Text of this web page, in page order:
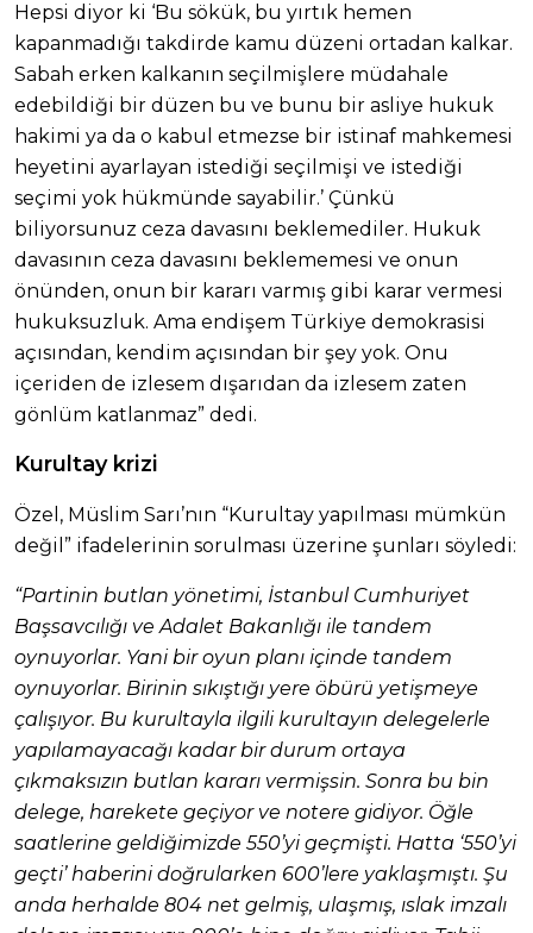
Hepsi diyor ki ‘Bu sökük, bu yırtık hemen
kapanmadığı takdirde kamu düzeni ortadan kalkar.
Sabah erken kalkanın seçilmişlere müdahale
edebildiği bir düzen bu ve bunu bir asliye hukuk
hakimi ya da o kabul etmezse bir istinaf mahkemesi
heyetini ayarlayan istediği seçilmişi ve istediği
seçimi yok hükmünde sayabilir.’ Çünkü
biliyorsunuz ceza davasını beklemediler. Hukuk
davasının ceza davasını beklememesi ve onun
önünden, onun bir kararı varmış gibi karar vermesi
hukuksuzluk. Ama endişem Türkiye demokrasisi
açısından, kendim açısından bir şey yok. Onu
içeriden de izlesem dışarıdan da izlesem zaten
gönlüm katlanmaz” dedi.
Kurultay krizi
Özel, Müslim Sarı’nın “Kurultay yapılması mümkün
değil” ifadelerinin sorulması üzerine şunları söyledi:
“Partinin butlan yönetimi, İstanbul Cumhuriyet
Başsavcılığı ve Adalet Bakanlığı ile tandem
oynuyorlar. Yani bir oyun planı içinde tandem
oynuyorlar. Birinin sıkıştığı yere öbürü yetişmeye
çalışıyor. Bu kurultayla ilgili kurultayın delegelerle
yapılamayacağı kadar bir durum ortaya
çıkmaksızın butlan kararı vermişsin. Sonra bu bin
delege, harekete geçiyor ve notere gidiyor. Öğle
saatlerine geldiğimizde 550’yi geçmişti. Hatta ‘550’yi
geçti’ haberini doğrularken 600’lere yaklaşmıştı. Şu
anda herhalde 804 net gelmiş, ulaşmış, ıslak imzalı